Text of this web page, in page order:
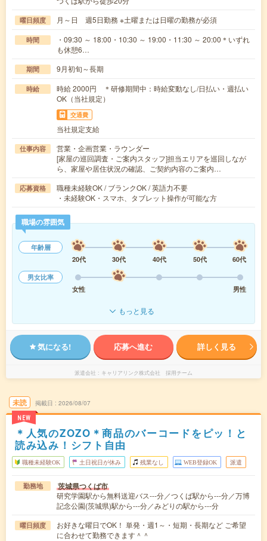
曜日頻度 月～日 週5日勤務 ※土曜または日曜の勤務が必須
時間
・09:30 ～ 18:00・10:30 ～ 19:00・11:30 ～ 20:00＊いずれ
も休憩6…
期間 9月初旬～長期
時給
時給 2000円 ＊研修期間中：時給変動なし/日払い・週払い
OK（当社規定）
交通費
当社規定支給
仕事内容
営業・企画営業・ラウンダー
[家屋の巡回調査・ご案内スタッフ]担当エリアを巡回しなが
ら、家屋や居住状況の確認、ご契約内容のご案内…
応募資格
職種未経験OK / ブランクOK / 英語力不要
・未経験OK・スマホ、タブレット操作が可能な方
職場の雰囲気
年齢層
20代
30代 40代 50代
60代
男女比率
女性
男性
もっと見る
気になる! 応募へ進む 詳しく見る
派遣会社 キャリアリンク株式会社 採用チーム
未読
NEW
掲載日 2026/08/07
＊人気のZOZO＊商品のバーコードをピッ！と
読み込み！シフト自由
職種未経験OK 土日祝日が休み 残業なし WEB登録OK 派遣
勤務地 茨城県つくば市
研究学園駅から無料送迎バス---分／つくば駅から---分／万博
記念公園(茨城県)駅から---分／みどりの駅から---分
曜日頻度
お好きな曜日でOK！ 単発・週1～・短期・長期など ご希望
に合わせて勤務できます＾＾